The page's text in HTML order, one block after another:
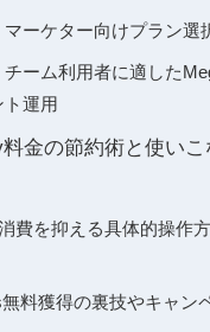
ーケター向けプラン選
チーム利用者に適した
運用
金の節約術と使い
費を抑える具体的操作
料獲得の裏技やキャン